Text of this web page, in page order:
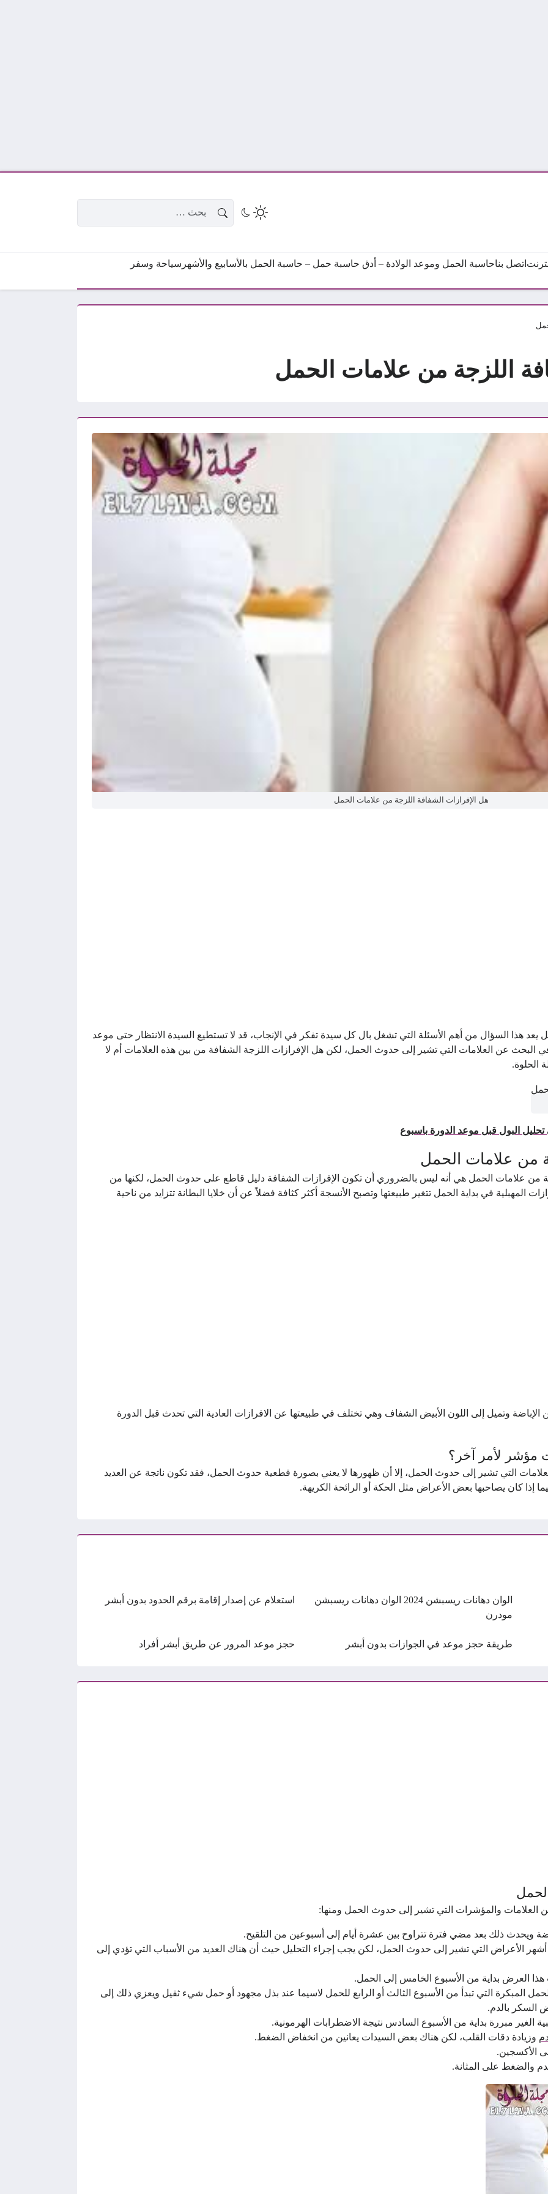
اتصل بناحاسبة الحمل وموعد الولادة – أدق حاسبة حمل – حاسبة الحمل بالأسابيع والأشهر سياحة وسفر
اللزجة من علامات الحمل
هل الإفرازات الشفافة اللزجة من علامات الحمل
يعد هذا السؤال من أهم الأسئلة التي تشغل بال كل سيدة تفكر في الإنجاب، قد لا تستطيع السيدة الانتظار حتى موعد
في البحث عن العلامات التي تشير إلى حدوث الحمل، لكن هل الإفرازات اللزجة الشفافة من بين هذه العلامات أم لا
الحلوة.
البول قبل موعد الدورة باسبوع
من علامات الحمل
من علامات الحمل هي أنه ليس بالضروري أن تكون الإفرازات الشفافة دليل قاطع على حدوث الحمل، لكنها من
المهبلية في بداية الحمل تتغير طبيعتها وتصبح الأنسجة أكثر كثافة فضلاً عن أن خلايا البطانة تتزايد من ناحية
الإباضة وتميل إلى اللون الأبيض الشفاف وهي تختلف في طبيعتها عن الافرازات العادية التي تحدث قبل الدورة
مؤشر لأمر آخر؟
التي تشير إلى حدوث الحمل، إلا أن ظهورها لا يعني بصورة قطعية حدوث الحمل، فقد تكون ناتجة عن العديد
إذا كان يصاحبها بعض الأعراض مثل الحكة أو الرائحة الكريهة.
الوان دهانات ريسبشن 2024 الوان دهانات ريسبشن
مودرن
استعلام عن إصدار إقامة برقم الحدود بدون أبشر
طريقة حجز موعد في الجوازات بدون أبشر حجز موعد المرور عن طريق أبشر أفراد
العلامات والمؤشرات التي تشير إلى حدوث الحمل ومنها:
ويحدث ذلك بعد مضي فترة تتراوح بين عشرة أيام إلى أسبوعين من التلقيح.
الأعراض التي تشير إلى حدوث الحمل، لكن يجب إجراء التحليل حيث أن هناك العديد من الأسباب التي تؤدي إلى
هذا العرض بداية من الأسبوع الخامس إلى الحمل.
المبكرة التي تبدأ من الأسبوع الثالث أو الرابع للحمل لاسيما عند بذل مجهود أو حمل شيء ثقيل ويعزي ذلك إلى
السكر بالدم.
الغير مبررة بداية من الأسبوع السادس نتيجة الاضطرابات الهرمونية.
وزيادة دقات القلب، لكن هناك بعض السيدات يعانين من انخفاض الضغط.
الأكسجين.
والضغط على المثانة.